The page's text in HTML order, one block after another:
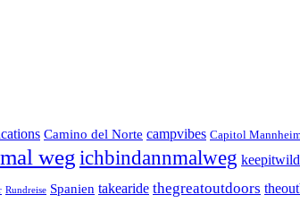
Camino del Norte campvibes Capitol
wegichbindannmalweg keepitwild
Rundreise Spanien takearide thegreatoutdoors